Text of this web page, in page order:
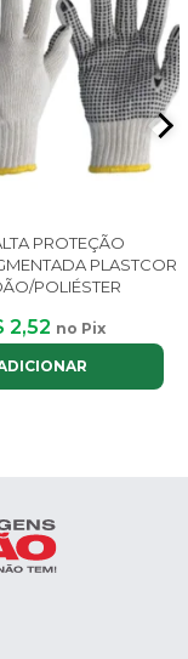
PROTEÇÃO
PLASTCOR
POLIÉSTER
2,52 no Pix